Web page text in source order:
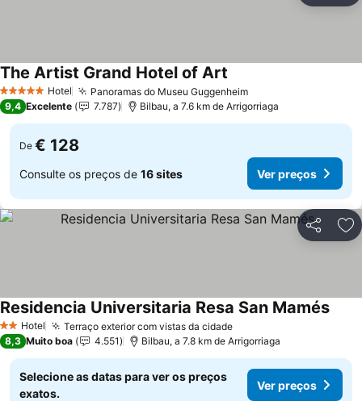
5 Estrelas Hotel Panoramas do Museu GuggenheimVer preços
The Artist Grand Hotel of Art
9,4 Excelente 7.787 Bilbau, a 7.6 km de Arrigorriaga
De € 128
Consulte os preços de 16 sites Ver preços
Partilhar
2 Estrelas
Hotel Terraço exterior com vistas da cidadeVer preços
Residencia Universitaria Resa San MamésVer
8,3 Muito boa 4.551 Bilbau, a 7.8 km de Arrigorriaga
Selecione as datas para ver os preços
exatos.
Ver preços